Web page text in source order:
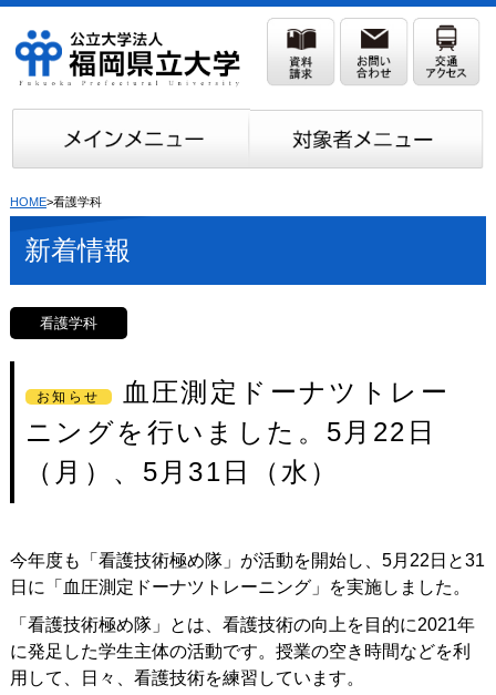
HOME>看護学科
新着情報
看護学科
お知らせ
血圧測定ドーナツトレー
ニングを行いました。5月22日
（月）、5月31日（水）
今年度も「看護技術極め隊」が活動を開始し、5月22日と31
日に「血圧測定ドーナツトレーニング」を実施しました。
「看護技術極め隊」とは、看護技術の向上を目的に2021年
に発足した学生主体の活動です。授業の空き時間などを利
用して、日々、看護技術を練習しています。